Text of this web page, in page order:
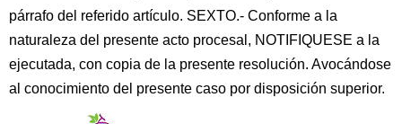
párrafo del referido artículo. SEXTO.- Conforme a la
naturaleza del presente acto procesal, NOTIFIQUESE a la
ejecutada, con copia de la presente resolución. Avocándose
al conocimiento del presente caso por disposición superior.